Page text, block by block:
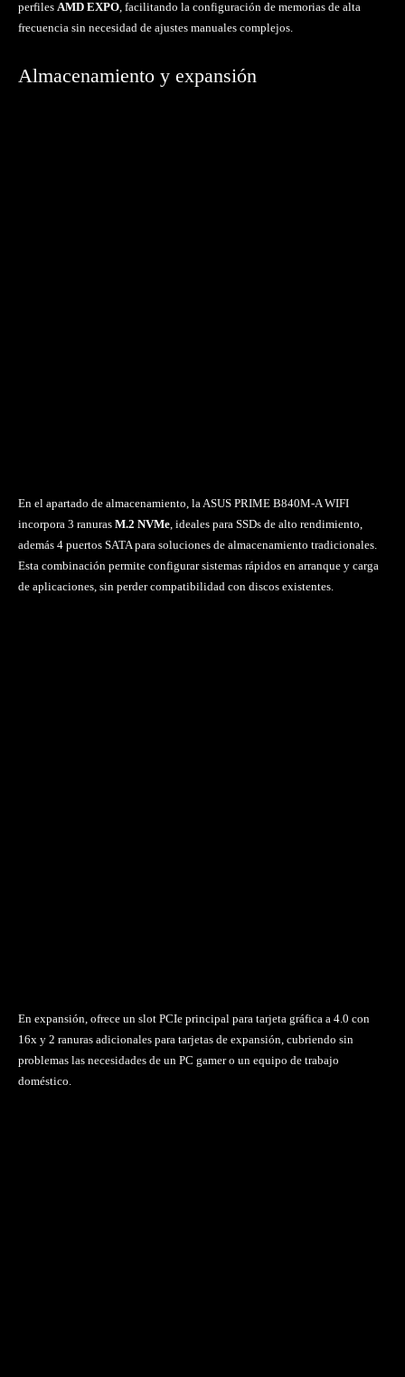
perfiles AMD EXPO , facilitando la configuración de memorias de alta
frecuencia sin necesidad de ajustes manuales complejos.
Almacenamiento y expansión
En el apartado de almacenamiento, la ASUS PRIME B840M-A WIFI
incorpora 3 ranuras M.2 NVMe , ideales para SSDs de alto rendimiento,
además 4 puertos SATA para soluciones de almacenamiento tradicionales.
Esta combinación permite configurar sistemas rápidos en arranque y carga
de aplicaciones, sin perder compatibilidad con discos existentes.
En expansión, ofrece un slot PCIe principal para tarjeta gráfica a 4.0 con
16x y 2 ranuras adicionales para tarjetas de expansión, cubriendo sin
problemas las necesidades de un PC gamer o un equipo de trabajo
doméstico.